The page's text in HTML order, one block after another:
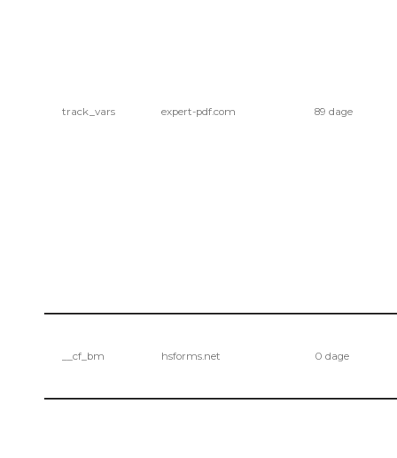
track_vars expert-pdf.com 89 dage
__cf_bm hsforms.net 0 dage